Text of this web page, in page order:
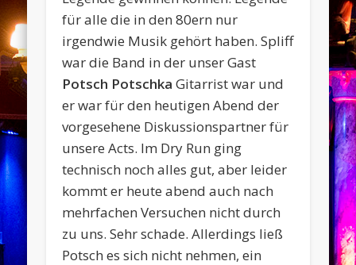
für alle die in den 80ern nur
irgendwie Musik gehört haben. Spliff
war die Band in der unser Gast
Potsch Potschka Gitarrist war und
er war für den heutigen Abend der
vorgesehene Diskussionspartner für
unsere Acts. Im Dry Run ging
technisch noch alles gut, aber leider
kommt er heute abend auch nach
mehrfachen Versuchen nicht durch
zu uns. Sehr schade. Allerdings ließ
Potsch es sich nicht nehmen, ein